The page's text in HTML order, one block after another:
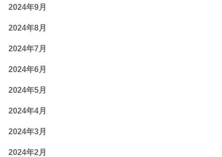
2024年9月
2024年8月
2024年7月
2024年6月
2024年5月
2024年4月
2024年3月
2024年2月